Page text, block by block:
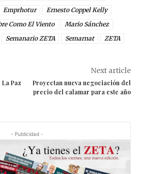
Emprhotur
Ernesto Coppel Kelly
Como El Viento
Mario Sánchez
Semanario ZETA Semarnat ZETA
Paz
Next article
Proyectan nueva negociación del
precio del calamar para este año
- Publicidad -